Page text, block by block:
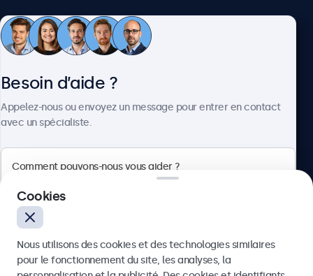
Service client
4.8/5 noté par 5000+ entreprises
Français
Besoin d’aide ?
Appelez-nous ou envoyez un message pour entrer en contact
avec un spécialiste.
Cookies
Nous utilisons des cookies et des technologies similaires
pour le fonctionnement du site, les analyses, la